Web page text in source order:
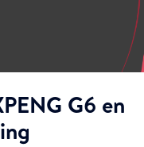
G6 en